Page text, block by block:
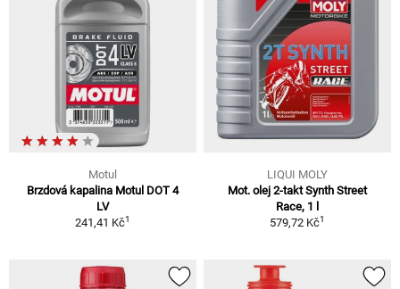
Motul
Brzdová kapalina Motul DOT 4
LV
241,41 Kč1
LIQUI MOLY
Mot. olej 2-takt Synth Street
Race, 1 l
579,72 Kč1